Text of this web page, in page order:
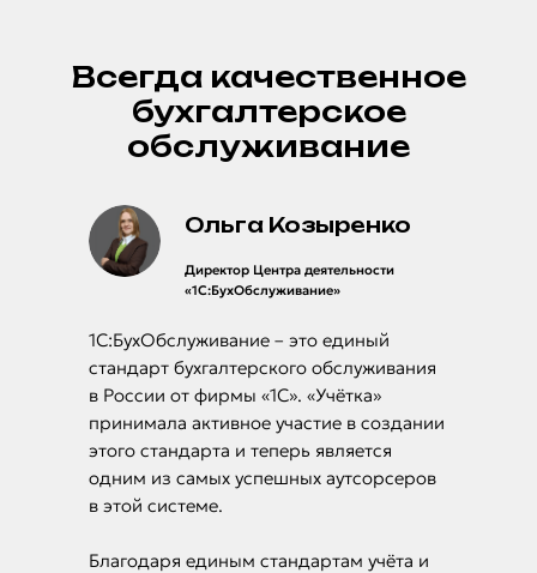
Всегда качественное
бухгалтерское
обслуживание
Ольга Козыренко
Директор Центра деятельности
«1С:БухОбслуживание»
1С:БухОбслуживание – это единый
стандарт бухгалтерского обслуживания
в России от фирмы «1С». «Учётка»
принимала активное участие в создании
этого стандарта и теперь является
одним из самых успешных аутсорсеров
в этой системе.
Благодаря единым стандартам учёта и